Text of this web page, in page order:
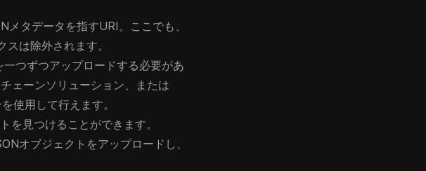
タデータを指すURI。ここでも、
は除外されます。
つずつアップロードする必要があ
ェーンソリューション、または
使用して行えます。
を見つけることができます。
オブジェクトをアップロードし、